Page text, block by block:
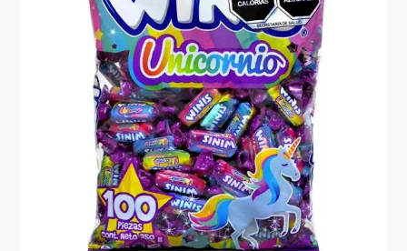
WINIS
CUADRETA
BOLSA
CON
300
PIEZAS
300
PZ